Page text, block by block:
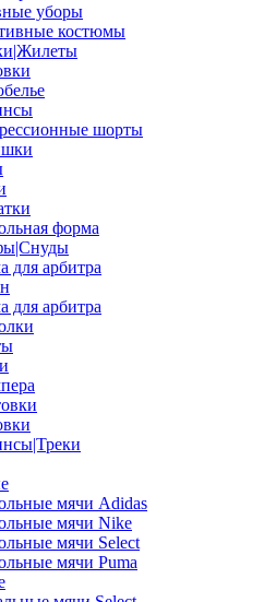
уборы
костюмы
шорты
форма
для арбитра
для арбитра
мячи Adidas
мячи Nike
мячи Select
мячи Puma